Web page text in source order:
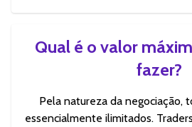
Qual é o valor
fazer?
Pela natureza da negociação,
essencialmente ilimitados.